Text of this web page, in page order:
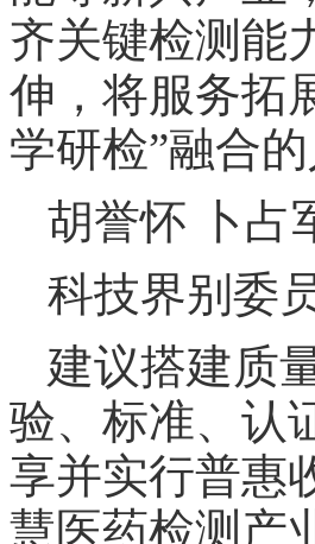
齐关键检测能
伸，将服务拓
学研检”融合
胡誉怀 卜占
科技界别委
建议搭建质
验、标准、认
享并实行普惠
慧医药检测产